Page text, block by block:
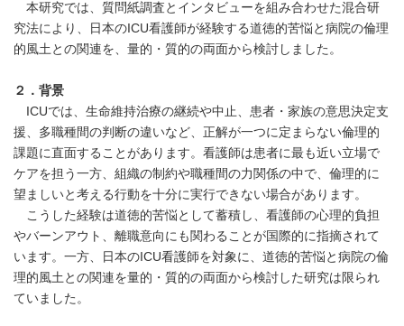
本研究では、質問紙調査とインタビューを組み合わせた混合研
究法により、日本のICU看護師が経験する道徳的苦悩と病院の倫理
的風土との関連を、量的・質的の両面から検討しました。
２．背景
ICUでは、生命維持治療の継続や中止、患者・家族の意思決定支
援、多職種間の判断の違いなど、正解が一つに定まらない倫理的
課題に直面することがあります。看護師は患者に最も近い立場で
ケアを担う一方、組織の制約や職種間の力関係の中で、倫理的に
望ましいと考える行動を十分に実行できない場合があります。
こうした経験は道徳的苦悩として蓄積し、看護師の心理的負担
やバーンアウト、離職意向にも関わることが国際的に指摘されて
います。一方、日本のICU看護師を対象に、道徳的苦悩と病院の倫
理的風土との関連を量的・質的の両面から検討した研究は限られ
ていました。